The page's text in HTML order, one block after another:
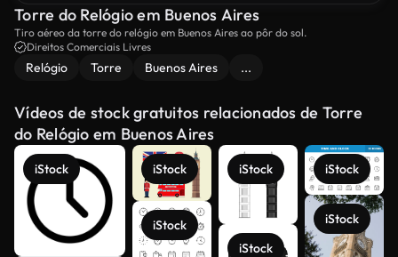
Torre do Relógio em Buenos Aires
Tiro aéreo da torre do relógio em Buenos Aires ao pôr do sol.
Direitos Comerciais Livres
Relógio Torre Buenos Aires ...
Vídeos de stock gratuitos relacionados de Torre
do Relógio em Buenos Aires
iStock iStock
iStock
iStock
iStock
iStock
iStock